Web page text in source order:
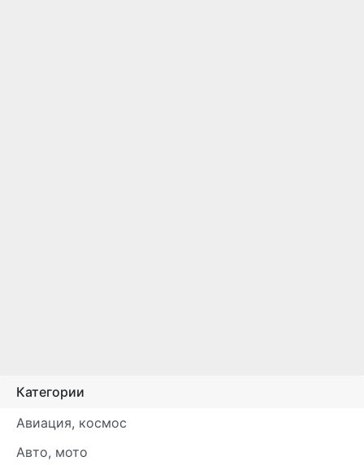
Категории
Авиация, космос
Авто, мото